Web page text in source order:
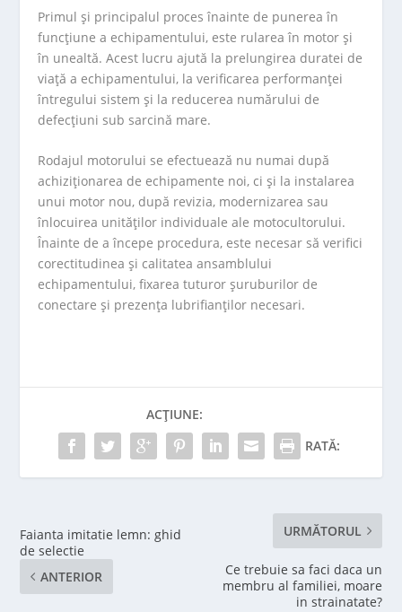
Primul și principalul proces înainte de punerea în
funcțiune a echipamentului, este rularea în motor și
în unealtă. Acest lucru ajută la prelungirea duratei de
viață a echipamentului, la verificarea performanței
întregului sistem și la reducerea numărului de
defecțiuni sub sarcină mare.
Rodajul motorului se efectuează nu numai după
achiziționarea de echipamente noi, ci și la instalarea
unui motor nou, după revizia, modernizarea sau
înlocuirea unităților individuale ale motocultorului.
Înainte de a începe procedura, este necesar să verifici
corectitudinea și calitatea ansamblului
echipamentului, fixarea tuturor șuruburilor de
conectare și prezența lubrifianților necesari.
ACȚIUNE:
RATĂ:
Faianta imitatie lemn: ghid
de selectie
ANTERIOR
URMĂTORUL
Ce trebuie sa faci daca un
membru al familiei, moare
in strainatate?